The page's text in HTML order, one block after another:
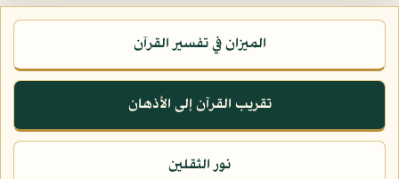
الميزان في تفسير القرآن
تقريب القرآن إلى الأذهان
نور الثقلين